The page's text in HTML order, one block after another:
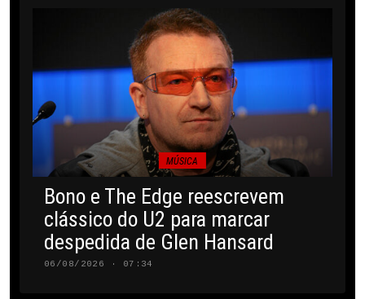
MÚSICA
Bono e The Edge reescrevem
clássico do U2 para marcar
despedida de Glen Hansard
06/08/2026 · 07:34